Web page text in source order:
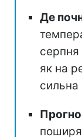
Де
серпня
як на